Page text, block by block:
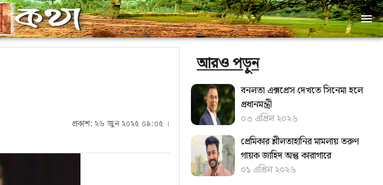
প্রকাশ: ২৬ জুন ২০২৫ ০৯:০৫ ।
আরও পড়ুন
বনলতা এক্সপ্রেস দেখতে সিনেমা হলে
প্রধানমন্ত্রী
০৩ এপ্রিল ২০২৬
প্রেমিকার শ্লীলতাহানির মামলায় তরুণ
গায়ক জাহিদ অন্তু কারাগারে
০১ এপ্রিল ২০২৬